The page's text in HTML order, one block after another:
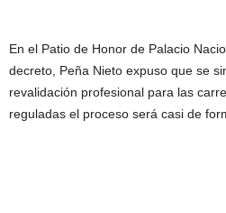
En el Patio de Honor de Palacio
decreto, Peña Nieto expuso que se
revalidación profesional para las
reguladas el proceso será casi de